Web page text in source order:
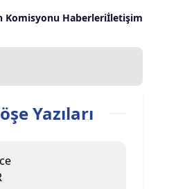
Komisyonu Haberleriİletişim
Yazıları